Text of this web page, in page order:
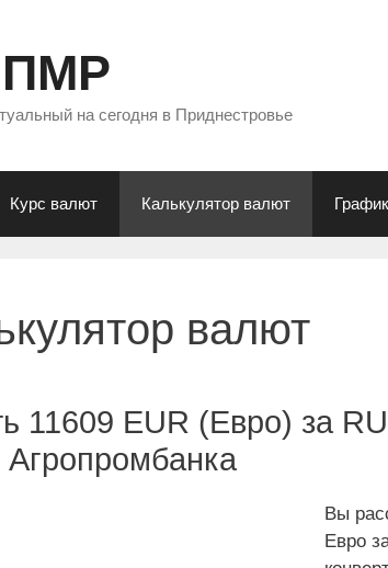
ПМР
на сегодня в Приднестровье
Курс валют Калькулятор валют
валют
11609 EUR (Евро) за
Агропромбанка
Вы
Евро